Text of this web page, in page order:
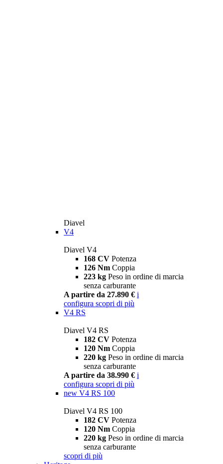
Diavel
V4
Diavel V4
168 CV Potenza
126 Nm Coppia
223 kg Peso in ordine di marcia
senza carburante
A partire da 27.890 € i
configura scopri di più
V4 RS
Diavel V4 RS
182 CV Potenza
120 Nm Coppia
220 kg Peso in ordine di marcia
senza carburante
A partire da 38.990 € i
configura scopri di più
new V4 RS 100
Diavel V4 RS 100
182 CV Potenza
120 Nm Coppia
220 kg Peso in ordine di marcia
senza carburante
scopri di più